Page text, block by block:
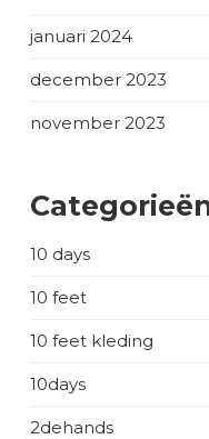
januari 2024
december 2023
november 2023
10 days
10 feet
10 feet kleding
10days
2dehands